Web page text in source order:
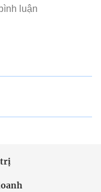
trị